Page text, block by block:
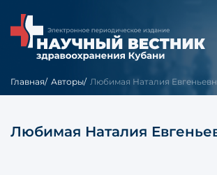
Главная Авторы Любимая Наталия
Любимая Наталия